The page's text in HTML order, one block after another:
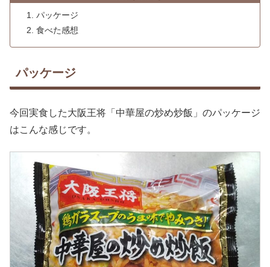
パッケージ
食べた感想
パッケージ
今回実食した大阪王将「中華屋の炒め炒飯」のパッケージ
はこんな感じです。